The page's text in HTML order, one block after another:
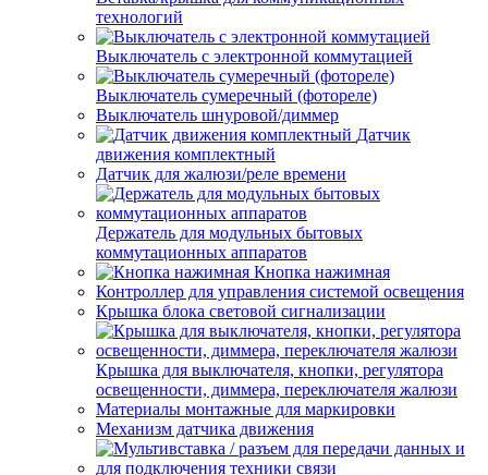
технологий
Выключатель с электронной коммутацией
Выключатель сумеречный (фотореле)
Выключатель шнуровой/диммер
Датчик
движения комплектный
Датчик для жалюзи/реле времени
Держатель для модульных бытовых
коммутационных аппаратов
Кнопка нажимная
Контроллер для управления системой освещения
Крышка блока световой сигнализации
Крышка для выключателя, кнопки, регулятора
освещенности, диммера, переключателя жалюзи
Материалы монтажные для маркировки
Механизм датчика движения